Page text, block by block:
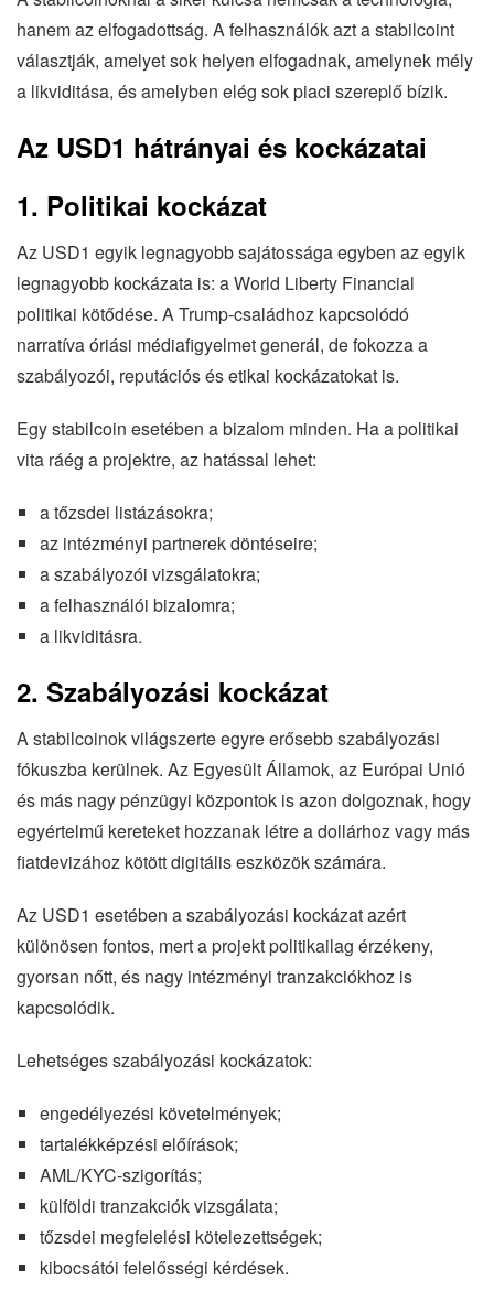
hanem az elfogadottság. A felhasználók azt a stabilcoint
választják, amelyet sok helyen elfogadnak, amelynek mély
a likviditása, és amelyben elég sok piaci szereplő bízik.
Az USD1 hátrányai és kockázatai
1. Politikai kockázat
Az USD1 egyik legnagyobb sajátossága egyben az egyik
legnagyobb kockázata is: a World Liberty Financial
politikai kötődése. A Trump-családhoz kapcsolódó
narratíva óriási médiafigyelmet generál, de fokozza a
szabályozói, reputációs és etikai kockázatokat is.
Egy stabilcoin esetében a bizalom minden. Ha a politikai
vita ráég a projektre, az hatással lehet:
a tőzsdei listázásokra;
az intézményi partnerek döntéseire;
a szabályozói vizsgálatokra;
a felhasználói bizalomra;
a likviditásra.
2. Szabályozási kockázat
A stabilcoinok világszerte egyre erősebb szabályozási
fókuszba kerülnek. Az Egyesült Államok, az Európai Unió
és más nagy pénzügyi központok is azon dolgoznak, hogy
egyértelmű kereteket hozzanak létre a dollárhoz vagy más
fiatdevizához kötött digitális eszközök számára.
Az USD1 esetében a szabályozási kockázat azért
különösen fontos, mert a projekt politikailag érzékeny,
gyorsan nőtt, és nagy intézményi tranzakciókhoz is
kapcsolódik.
Lehetséges szabályozási kockázatok:
engedélyezési követelmények;
tartalékképzési előírások;
AML/KYC-szigorítás;
külföldi tranzakciók vizsgálata;
tőzsdei megfelelési kötelezettségek;
kibocsátói felelősségi kérdések.